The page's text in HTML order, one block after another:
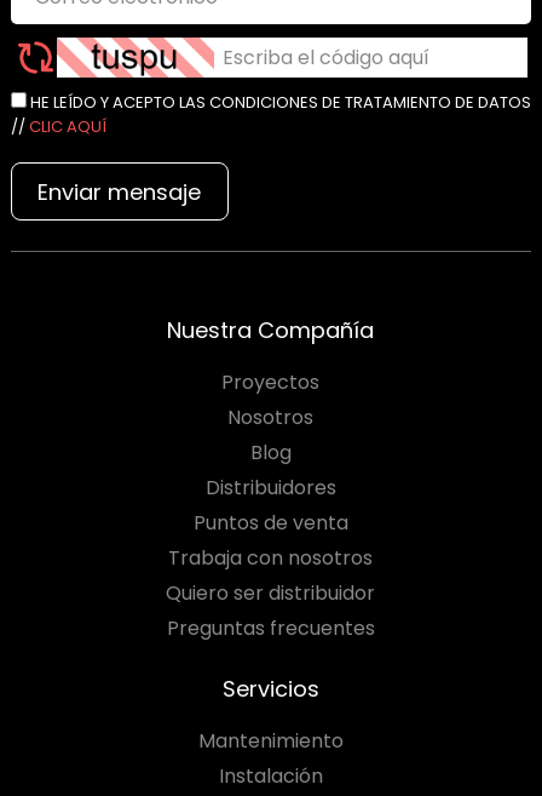
HE LEÍDO Y ACEPTO LAS CONDICIONES DE TRATAMIENTO DE DATOS
//CLIC AQUÍ
Enviar mensaje
Nuestra Compañía
Proyectos
Nosotros
Blog
Distribuidores
Puntos de venta
Trabaja con nosotros
Quiero ser distribuidor
Preguntas frecuentes
Servicios
Mantenimiento
Instalación